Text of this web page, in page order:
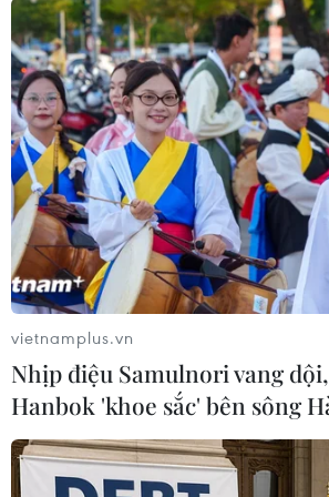
Chính phủ Syria đã bác bỏ
phương Tây về việc liên quan
trên. Nga cũng cảnh báo sẽ đáp
động khiêu khích trong vấn đề
vietnamplus.vn
Nhịp điệu Samulnori vang
Hanbok 'khoe sắc' bên sông